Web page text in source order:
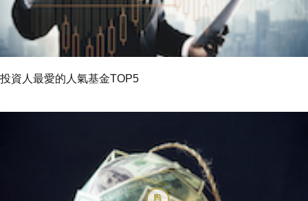
投資人最愛的人氣基金TOP5